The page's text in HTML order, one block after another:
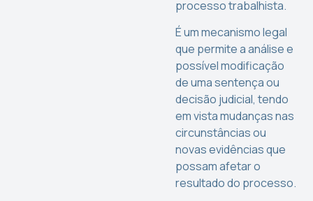
processo trabalhista.
É um mecanismo legal
que permite a análise e
possível modificação
de uma sentença ou
decisão judicial, tendo
em vista mudanças nas
circunstâncias ou
novas evidências que
possam afetar o
resultado do processo.